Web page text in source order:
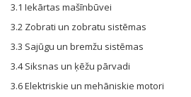
3.1 Iekārtas mašīnbūvei
3.2 Zobrati un zobratu sistēmas
3.3 Sajūgu un bremžu sistēmas
3.4 Siksnas un ķēžu pārvadi
3.6 Elektriskie un mehāniskie motori